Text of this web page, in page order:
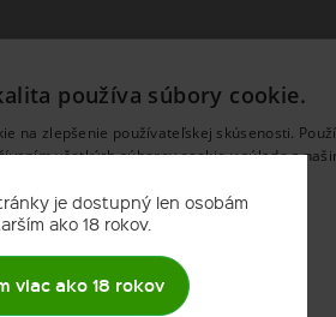
je dostupný len osobám
ako 18 rokov.
viac ako 18 rokov
používa súbory cookie.
na zlepšenie používateľskej skúsenosti.
všetkých súborov cookie v súlade s
CIELENIE